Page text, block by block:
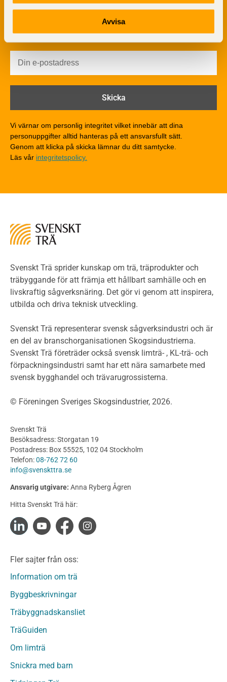
Avvisa
Brandsäkerhet
Brandförlopp i byggnader
Brandklasser för material och konstruktioner
Detaljlösningar
Träytors brandegenskaper
Tekniska byten med sprinkler
Riskvärdering i flervåningsbostadshus
Miljöeffekter
LCA
Miljödeklarationer och märkning
Termer och förkortningar
Planering
Klimatkalkylator hallar
Projektering av trähus - generellt
Byggsystem
Fasadsystem i skivmaterial
Bullerskärmar och andra utomhuskonstruktioner
Byggnation och utförande
Utförande
Produkter
Konstruktionsvirke
Konstruktionsvirke Behandlat
Konstruktionsvirke Fingerskarvat
Konstruktionsvirke Fingerskarvat Obehandlat
Limträ
Fanerträ
Fanerträ Obehandlat
Träpanel och Utvändig beklädnad Behandlat
Träpanel och utvändig beklädnad Obehandlat
Trägolv
Trägolv Obehandlat
Sågat virke
Vi värnar om personlig integritet vilket innebär att dina
personuppgifter alltid hanteras på ett ansvarsfullt sätt.
Genom att klicka på skicka lämnar du ditt samtycke.
Läs vår integritetspolicy.
Svenskt Trä sprider kunskap om trä, träprodukter och
träbyggande för att främja ett hållbart samhälle och en
livskraftig sågverksnäring. Det gör vi genom att inspirera,
utbilda och driva teknisk utveckling.
Svenskt Trä representerar svensk sågverksindustri och är
en del av branschorganisationen Skogsindustrierna.
Svenskt Trä företräder också svensk limträ- , KL-trä- och
förpackningsindustri samt har ett nära samarbete med
svensk bygghandel och trävarugrossisterna.
© Föreningen Sveriges Skogsindustrier, 2026.
Svenskt Trä
Besöksadress: Storgatan 19
Postadress: Box 55525, 102 04 Stockholm
Telefon:08-762 72 60
info@svenskttra.se
Ansvarig utgivare: Anna Ryberg Ågren
Hitta Svenskt Trä här:
Fler sajter från oss:
Information om trä
Byggbeskrivningar
Träbyggnadskansliet
TräGuiden
Om limträ
Snickra med barn